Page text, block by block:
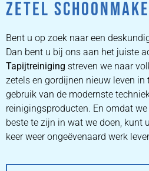
ZETEL
REINIGEN
ZETEL REINIGEN DOOR
PROFESSIONALS
PRIJZEN
ZETEL
Bent u op zoek naar een
Dan bent u bij ons aan het juiste
Tapijtreiniging streven we naar
zetels en gordijnen nieuw leven in
gebruik van de modernste
reinigingsproducten. En omdat
beste te zijn in wat we doen, kunt
keer weer ongeëvenaard werk